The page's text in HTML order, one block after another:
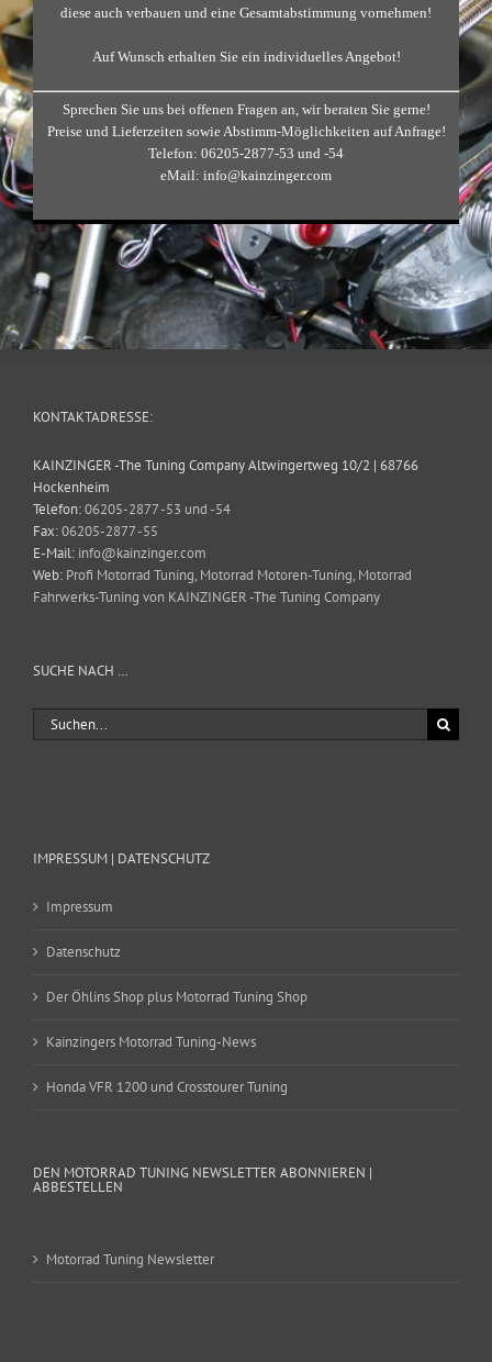
diese auch verbauen und eine Gesamtabstimmung vornehmen!
Auf Wunsch erhalten Sie ein individuelles Angebot!
Sprechen Sie uns bei offenen Fragen an, wir beraten Sie gerne!
Preise und Lieferzeiten sowie Abstimm-Möglichkeiten auf Anfrage!
Telefon: 06205-2877-53 und -54
eMail: info@kainzinger.com
KONTAKTADRESSE:
KAINZINGER -The Tuning Company Altwingertweg 10/2 | 68766
Hockenheim
Telefon:06205-2877 -53 und -54
Fax:06205-2877 -55
E-Mail: info@kainzinger.com
Web: Profi Motorrad Tuning, Motorrad Motoren-Tuning, Motorrad
Fahrwerks-Tuning von KAINZINGER -The Tuning Company
SUCHE NACH …
Suche
nach:
IMPRESSUM | DATENSCHUTZ
Impressum
Datenschutz
Der Öhlins Shop plus Motorrad Tuning Shop
Kainzingers Motorrad Tuning-News
Honda VFR 1200 und Crosstourer Tuning
DEN MOTORRAD TUNING NEWSLETTER ABONNIEREN |
ABBESTELLEN
Motorrad Tuning Newsletter